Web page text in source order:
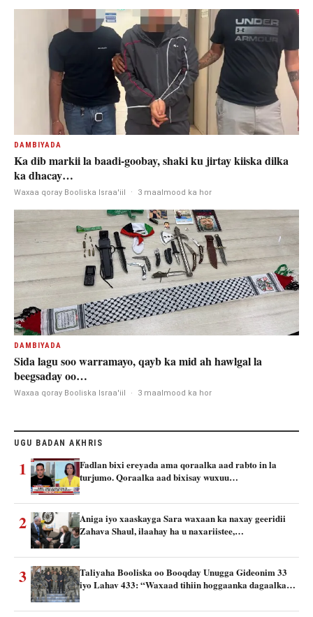
DAMBIYADA
Ka dib markii la baadi-goobay, shaki ku jirtay kiiska dilka
ka dhacay…
Waxaa qoray Booliska Israa'iil · 3 maalmood ka hor
DAMBIYADA
Sida lagu soo warramayo, qayb ka mid ah hawlgal la
beegsaday oo…
Waxaa qoray Booliska Israa'iil · 3 maalmood ka hor
UGU BADAN AKHRIS
1
Fadlan bixi ereyada ama qoraalka aad rabto in la
turjumo. Qoraalka aad bixisay wuxuu…
2
Aniga iyo xaaskayga Sara waxaan ka naxay geeridii
Zahava Shaul, ilaahay ha u naxariistee,…
3
Taliyaha Booliska oo Booqday Unugga Gideonim 33
iyo Lahav 433: “Waxaad tihiin hoggaanka dagaalka…